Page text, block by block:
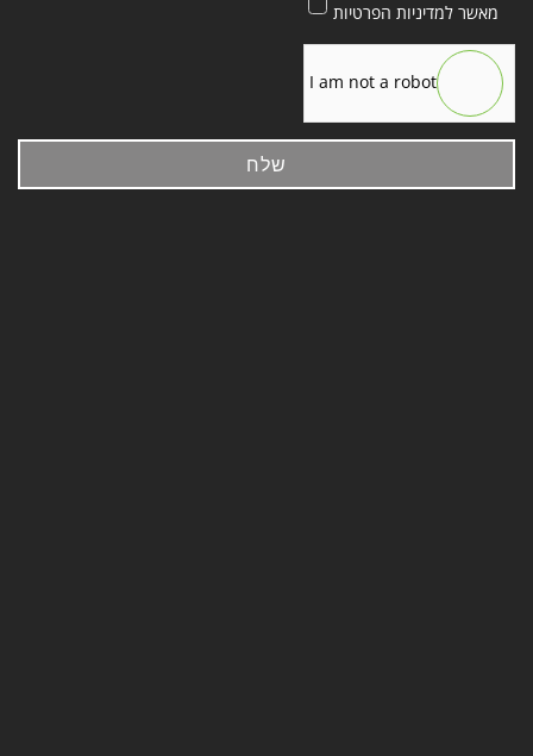
מאשר למדיניות הפרטיות
I am not a robot
שלח